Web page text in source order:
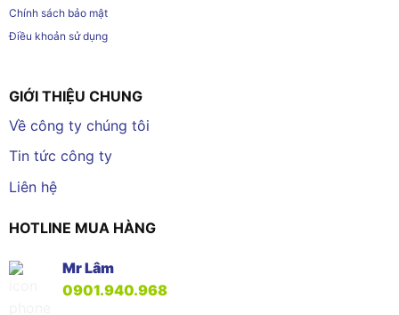
Chính sách bảo mật
Điều khoản sử dụng
GIỚI THIỆU CHUNG
Về công ty chúng tôi
Tin tức công ty
Liên hệ
HOTLINE MUA HÀNG
Mr Lâm
0901.940.968